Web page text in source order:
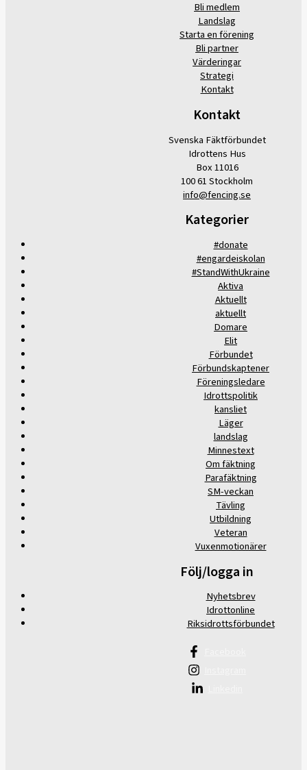
Bli medlem
Landslag
Starta en förening
Bli partner
Värderingar
Strategi
Kontakt
Kontakt
Svenska Fäktförbundet
Idrottens Hus
Box 11016
100 61 Stockholm
info@fencing.se
Kategorier
#donate
#engardeiskolan
#StandWithUkraine
Aktiva
Aktuellt
aktuellt
Domare
Elit
Förbundet
Förbundskaptener
Föreningsledare
Idrottspolitik
kansliet
Läger
landslag
Minnestext
Om fäktning
Parafäktning
SM-veckan
Tävling
Utbildning
Veteran
Vuxenmotionärer
Följ/logga in
Nyhetsbrev
Idrottonline
Riksidrottsförbundet